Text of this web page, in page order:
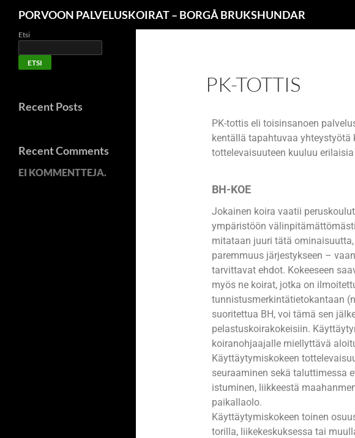
PORVOON PALVELUSKOIRAT – BORGÅ BRUKSHUNDAR
PK-TOTTIS
PK-tottis eli toisinsanoen
kentällä tapahtuvaa yhteystyötä
tottelevaisuuteen kuuluu
BH-KOE
Jokainen koira vaatii
ympäristöön
mitataan juuri tätä
paremmuus järjestykseen –
tarvittavat ehdot. Kokeeseen
myös ne koirat, jotka on
tunnistusmerkintätietokantaan
suoritettua BH, voi tämä sen
pelastuskoirakokeisiin.
koiranohjaajalle miellyttävä
Käyttäytymiskokeen
seuraaminen sekä taluttimessa
istuminen, liikkeestä
paikallaolo.
Käyttäytymiskokeen toinen
torilla, liikekeskuksessa tai
Etsi
ETSI
Recent Posts
Recent Comments
EI KOMMENTTEJA.